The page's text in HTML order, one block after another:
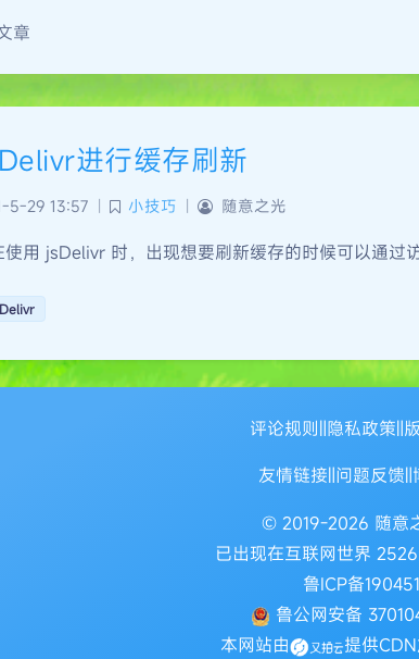
章
进行缓存刷新
5-29 13:57 小技巧 随意之光
使用 jsDelivr 时，出现想要刷新缓存的时候可以通
评论规则‖隐私政策‖
友情链接‖问题反馈‖
© 2019-2026 随意
已出现在互联网世界
鲁ICP备
鲁公网安备
本网站由
提供